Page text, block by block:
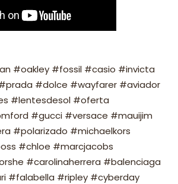
#oakley #fossil #casio #invicta
#dolce #wayfarer #aviador
#lentesdesol #oferta
#gucci #versace #mauijim
#polarizado #michaelkors
#chloe #marcjacobs
#carolinaherrera #balenciaga
#falabella #ripley #cyberday